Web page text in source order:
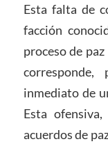
Esta falta de
facción
proceso de
inmediato de
Esta
acuerdos de